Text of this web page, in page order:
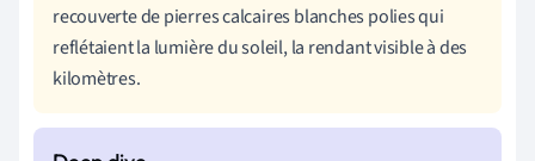
recouverte de pierres calcaires blanches polies qui
reflétaient la lumière du soleil, la rendant visible à des
kilomètres.